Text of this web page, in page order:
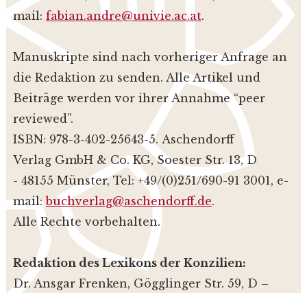
mail: fabian.andre@univie.ac.at.
Manuskripte sind nach vorheriger Anfrage an
die Redaktion zu senden. Alle Artikel und
Beiträge werden vor ihrer Annahme “peer
reviewed”.
ISBN: 978-3-402-25643-5. Aschendorff
Verlag GmbH & Co. KG, Soester Str. 13, D
- 48155 Münster, Tel: +49/(0)251/690-91 3001, e-
mail:buchverlag@aschendorff.de.
Alle Rechte vorbehalten.
Redaktion des Lexikons der Konzilien:
Dr. Ansgar Frenken, Gögglinger Str. 59, D –